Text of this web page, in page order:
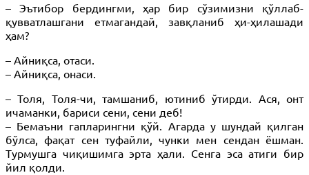
– Эътибор бердингми, ҳар бир сўзимизни қўллаб-
қувватлашгани етмагандай, завқланиб ҳи-ҳилашади
ҳам?
– Айниқса, отаси.
– Айниқса, онаси.
– Толя, Толя-чи, тамшаниб, ютиниб ўтирди. Ася, онт
ичаманки, бариси сени, сени деб!
– Бемаъни гапларингни қўй. Агарда у шундай қилган
бўлса, фақат сен туфайли, чунки мен сендан ёшман.
Турмушга чиқишимга эрта ҳали. Сенга эса атиги бир
йил қолди.